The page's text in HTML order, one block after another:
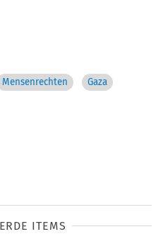
Mensenrechten
Gaza
ITEMS